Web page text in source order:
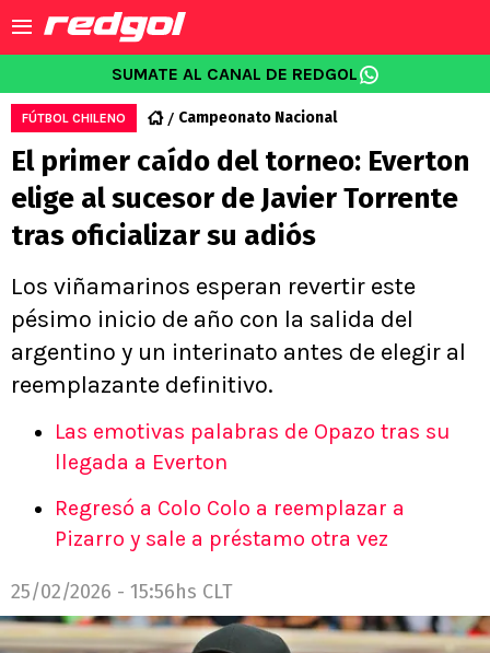
SUMATE AL CANAL DE REDGOL
FÚTBOL CHILENO Campeonato Nacional
El primer caído del torneo: Everton
elige al sucesor de Javier Torrente
tras oficializar su adiós
Los viñamarinos esperan revertir este
pésimo inicio de año con la salida del
argentino y un interinato antes de elegir al
reemplazante definitivo.
Las emotivas palabras de Opazo tras su
llegada a Everton
Regresó a Colo Colo a reemplazar a
Pizarro y sale a préstamo otra vez
25/02/2026 - 15:56hs CLT